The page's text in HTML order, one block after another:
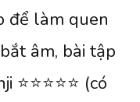
để làm quen
âm, bài tập
(có